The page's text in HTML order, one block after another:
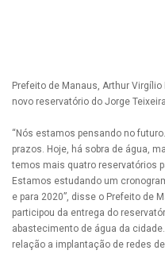
Prefeito de Manaus, Arthur
novo reservatório do Jorge
“Nós estamos pensando no
prazos. Hoje, há sobra de água,
temos mais quatro reservatórios
Estamos estudando um
e para 2020”, disse o Prefeito de
participou da entrega do
abastecimento de água da
relação a implantação de redes